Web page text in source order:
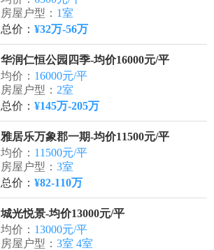
房屋户型： 1室
总价：¥32万-56万
华润仁恒公园四季-均价16000元/平
均价： 16000元/平
房屋户型： 2室
总价：¥145万-205万
雅居乐万象郡一期-均价11500元/平
均价： 11500元/平
房屋户型：3室
总价：¥82-110万
城光悦景-均价13000元/平
均价： 13000元/平
房屋户型：3室 4室